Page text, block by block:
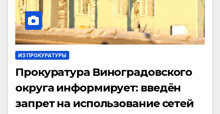
ИЗ ПРОКУРАТУРЫ
Прокуратура Виноградовского
округа информирует: введён
запрет на использование сетей